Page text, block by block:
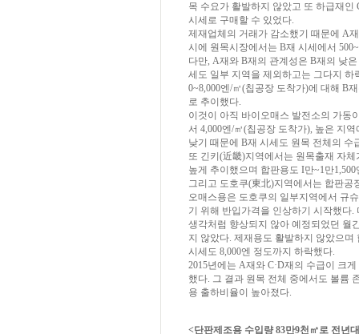
목 수요가 활발하지 않았고 또 하급재
시세로 구매할 수 있었다.
제재업체의 거래가 감소했기 때문에 A
시에 원목시장에서는 B재 시세에서
다만, A재와 B재의 관계성은 B재의 낮
세도 일부 지역을 제외하고는 그다지 하
0~8,000엔/㎥(칩공장 도착가)에 대해 B
로 추이했다.
이것이 아직 바이오매스 발전소의 가동
서 4,000엔/㎥(칩공장 도착가), 높은 지
낮기 때문에 B재 시세도 원목 전체의 수
또 긴키(近畿)지역에서는 원목출재 자
높게 추이했으며 합판용도 I만~1만
그리고 도호쿠(東北)지역에서는 합판공
오매스용은 도호쿠의 일부지역에서 규
기 위해 반입가격을 인상하기 시작했다
생각처럼 향상되지 않아 예정되었던 월
지 않았다. 제재용도 활발하지 않았으
시세도 8,000엔 정도까지 하락했다.
2015년에는 A재와 C·D재의 수급이 크
했다. 그 결과 원목 전체 중에서도 볼륨
용 출하비율이 높아졌다.
<단판제조용 수입량 83만9천㎥로 전년